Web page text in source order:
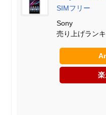
SIMフリー
Sony
売り上げラン